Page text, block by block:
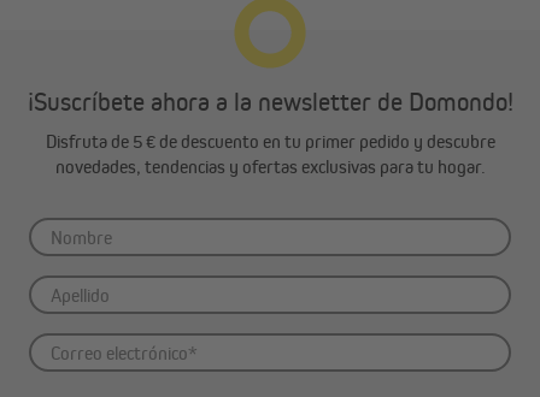
¡Suscríbete ahora a la newsletter de Domondo!
Disfruta de 5 € de descuento en tu primer pedido y descubre
novedades, tendencias y ofertas exclusivas para tu hogar.